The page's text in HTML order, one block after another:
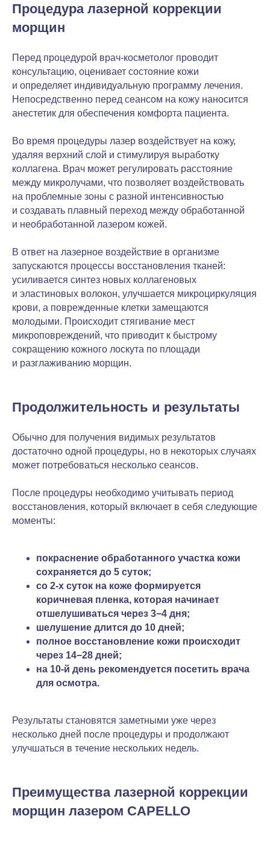
Процедура лазерной коррекции
морщин
Перед процедурой врач-косметолог проводит
консультацию, оценивает состояние кожи
и определяет индивидуальную программу лечения.
Непосредственно перед сеансом на кожу наносится
анестетик для обеспечения комфорта пациента.
Во время процедуры лазер воздействует на кожу,
удаляя верхний слой и стимулируя выработку
коллагена. Врач может регулировать расстояние
между микролучами, что позволяет воздействовать
на проблемные зоны с разной интенсивностью
и создавать плавный переход между обработанной
и необработанной лазером кожей.
В ответ на лазерное воздействие в организме
запускаются процессы восстановления тканей:
усиливается синтез новых коллагеновых
и эластиновых волокон, улучшается микроциркуляция
крови, а поврежденные клетки замещаются
молодыми. Происходит стягивание мест
микроповреждений, что приводит к быстрому
сокращению кожного лоскута по площади
и разглаживанию морщин.
Продолжительность и результаты
Обычно для получения видимых результатов
достаточно одной процедуры, но в некоторых случаях
может потребоваться несколько сеансов.
После процедуры необходимо учитывать период
восстановления, который включает в себя следующие
моменты:
покраснение обработанного участка кожи
сохраняется до 5 суток;
со 2-х суток на коже формируется
коричневая пленка, которая начинает
отшелушиваться через 3−4 дня;
шелушение длится до 10 дней;
полное восстановление кожи происходит
через 14−28 дней;
на 10-й день рекомендуется посетить врача
для осмотра.
Результаты становятся заметными уже через
несколько дней после процедуры и продолжают
улучшаться в течение нескольких недель.
Преимущества лазерной коррекции
морщин лазером CAPELLO